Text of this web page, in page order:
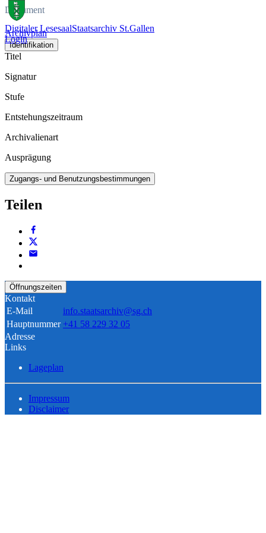
Digitaler LesesaalStaatsarchiv St.Gallen
Login
Dokument
Archivplan
Identifikation
Titel
Signatur
Stufe
Entstehungszeitraum
Archivalienart
Ausprägung
Zugangs- und Benutzungsbestimmungen
Teilen
Öffnungszeiten
Kontakt
E-Mail
info.staatsarchiv@sg.ch
Hauptnummer +41 58 229 32 05
Adresse
Links
Lageplan
Impressum
Disclaimer